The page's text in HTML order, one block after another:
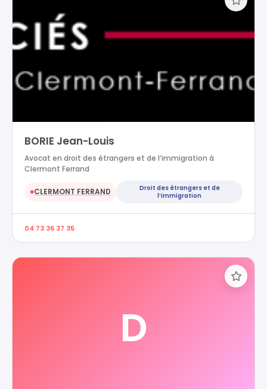
BORIE Jean-Louis
Avocat en droit des étrangers et de l’immigration à
Clermont Ferrand
●CLERMONT FERRAND
Droit des étrangers et de
l’immigration
04 73 36 37 35
D